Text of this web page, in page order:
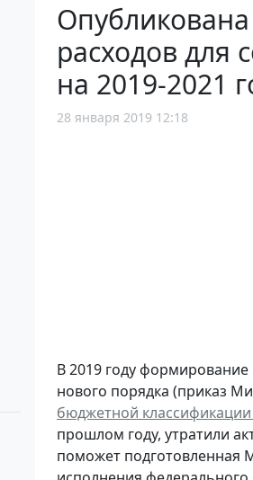
расходов для
на 2019-2021
28 января 2019 12:18
В 2019 году
нового порядка (приказ
бюджетной
прошлом году, утратили
поможет подготовленная